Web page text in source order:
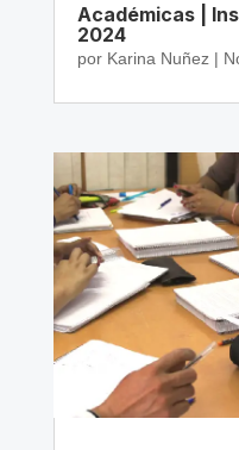
Académicas |
2024
por Karina Nuñez|